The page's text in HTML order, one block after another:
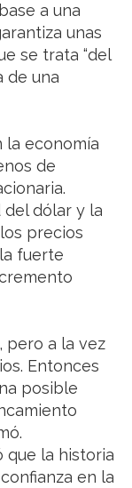
a una
unas
se trata “del
de una
la economía
de
del dólar y la
precios
fuerte
pero a la vez
Entonces
posible
que la historia
en la